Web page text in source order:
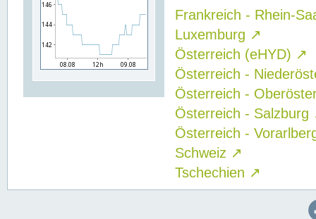
Frankreich - Rhein-
Luxemburg ↗
Österreich (eHYD) ↗
Österreich -
Österreich -
Österreich - Salzburg
Österreich -
Schweiz ↗
Tschechien ↗